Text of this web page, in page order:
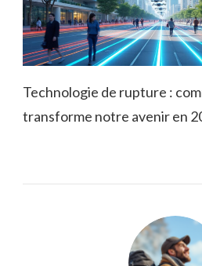
Technologie de rupture :
transforme notre avenir en